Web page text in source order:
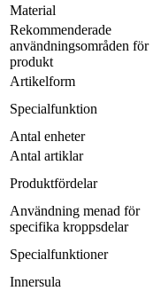
Material
Rekommenderade
användningsområden för
produkt
Artikelform
Specialfunktion
Antal enheter
Antal artiklar
Produktfördelar
Användning menad för
specifika kroppsdelar
Specialfunktioner
Innersula